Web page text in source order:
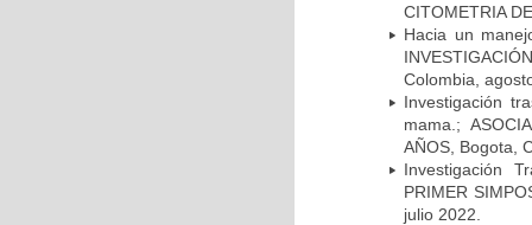
CITOMETRIA
Hacia un
Colombia,
Investigación
mama.;
AÑOS, Bogota,
Investigación
PRIMER
julio 2022.